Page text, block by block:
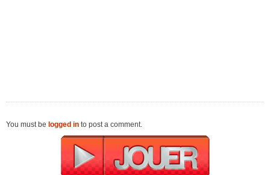
You must be logged in to post a comment.